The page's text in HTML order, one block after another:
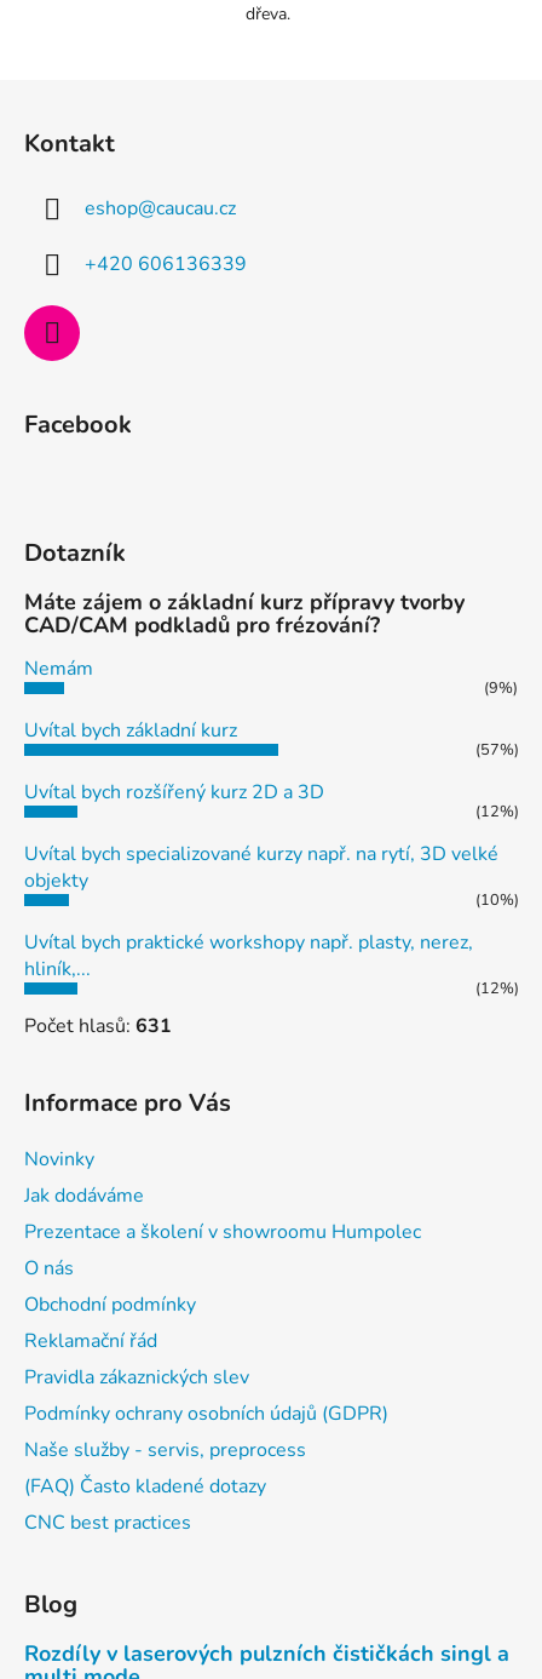
dřeva.
Kontakt
eshop@caucau.cz
+420 606136339
Facebook
Dotazník
Máte zájem o základní kurz přípravy tvorby
CAD/CAM podkladů pro frézování?
Nemám
(9%)
Uvítal bych základní kurz
(57%)
Uvítal bych rozšířený kurz 2D a 3D
(12%)
Uvítal bych specializované kurzy např. na rytí, 3D velké
objekty
(10%)
Uvítal bych praktické workshopy např. plasty, nerez,
hliník,...
(12%)
Počet hlasů: 631
Informace pro Vás
Novinky
Jak dodáváme
Prezentace a školení v showroomu Humpolec
O nás
Obchodní podmínky
Reklamační řád
Pravidla zákaznických slev
Podmínky ochrany osobních údajů (GDPR)
Naše služby - servis, preprocess
(FAQ) Často kladené dotazy
CNC best practices
Blog
Rozdíly v laserových pulzních čističkách singl a